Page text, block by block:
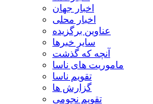
اخبار جهان
اخبار محلی
عناوین برگزیده
سایر خبرها
آنچه که گذشت
ماموریت های ناسا
تقویم ناسا
گزارش ها
تقویم نجومی